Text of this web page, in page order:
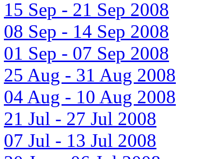
15 Sep - 21 Sep 2008
08 Sep - 14 Sep 2008
01 Sep - 07 Sep 2008
25 Aug - 31 Aug 2008
04 Aug - 10 Aug 2008
21 Jul - 27 Jul 2008
07 Jul - 13 Jul 2008